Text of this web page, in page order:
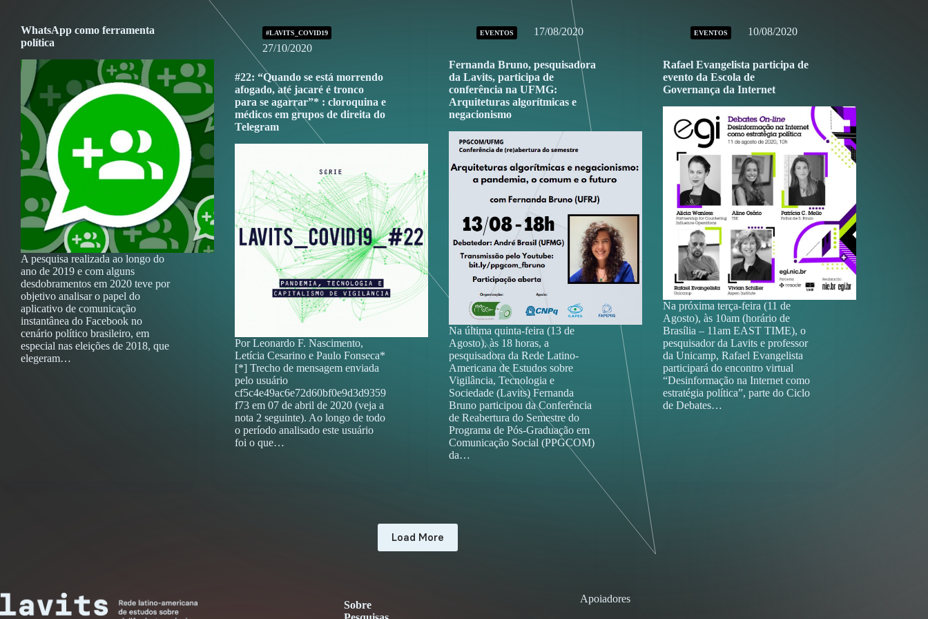
WhatsApp como ferramenta
política
A pesquisa realizada ao longo do
ano de 2019 e com alguns
desdobramentos em 2020 teve por
objetivo analisar o papel do
aplicativo de comunicação
instantânea do Facebook no
cenário político brasileiro, em
especial nas eleições de 2018, que
elegeram…
#LAVITS_COVID19
27/10/2020
#22: “Quando se está morrendo
afogado, até jacaré é tronco
para se agarrar”* : cloroquina e
médicos em grupos de direita do
Telegram
Por Leonardo F. Nascimento,
Letícia Cesarino e Paulo Fonseca*
[*] Trecho de mensagem enviada
pelo usuário
cf5c4e49ac6e72d60bf0e9d3d9359
f73 em 07 de abril de 2020 (veja a
nota 2 seguinte). Ao longo de todo
o período analisado este usuário
foi o que…
EVENTOS 17/08/2020
Fernanda Bruno, pesquisadora
da Lavits, participa de
conferência na UFMG:
Arquiteturas algorítmicas e
negacionismo
Na última quinta-feira (13 de
Agosto), às 18 horas, a
pesquisadora da Rede Latino-
Americana de Estudos sobre
Vigilância, Tecnologia e
Sociedade (Lavits) Fernanda
Bruno participou da Conferência
de Reabertura do Semestre do
Programa de Pós-Graduação em
Comunicação Social (PPGCOM)
da…
EVENTOS 10/08/2020
Rafael Evangelista participa de
evento da Escola de
Governança da Internet
Na próxima terça-feira (11 de
Agosto), às 10am (horário de
Brasília – 11am EAST TIME), o
pesquisador da Lavits e professor
da Unicamp, Rafael Evangelista
participará do encontro virtual
“Desinformação na Internet como
estratégia política”, parte do Ciclo
de Debates…
Load More
Sobre
Apoiadores